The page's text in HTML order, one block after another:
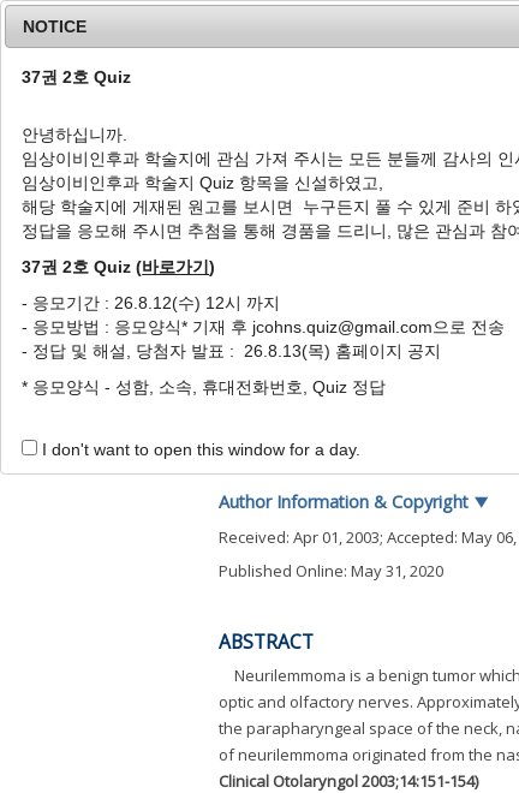
Home Journal Info
J Clin Otolaryngol Head Neck Surg2003;
pISSN: 1225-0244, eISSN: 2713-833X
증례
비인강에 발생한 신경초종 1례
전진호 정찬일 이진
A Case of
Jin Ho Jeon1 ,Chan Il Jung
Author Information & Copyright ▼
Received: Apr 01, 2003; Accepted: May
Published Online: May 31, 2020
ABSTRACT
Neurilemmoma is a benign tumor
optic and olfactory nerves.
the parapharyngeal space of the neck,
of neurilemmoma originated from the
Clinical Otolaryngol 2003;14:151-154)
NOTICE
37권 2호 Quiz
안녕하십니까.
임상이비인후과 학술지에 관심 가져 주시는 모든 분들께 감사의 인
임상이비인후과 학술지 Quiz 항목을 신설하였고,
해당 학술지에 게재된 원고를 보시면 누구든지 풀 수 있게 준비 하
정답을 응모해 주시면 추첨을 통해 경품을 드리니, 많은 관심과 참
37권 2호 Quiz (바로가기)
- 응모기간 : 26.8.12(수) 12시 까지
- 응모방법 : 응모양식* 기재 후 jcohns.quiz@gmail.com으로 전송
- 정답 및 해설, 당첨자 발표 : 26.8.13(목) 홈페이지 공지
* 응모양식 - 성함, 소속, 휴대전화번호, Quiz 정답
I don't want to open this window for a day.